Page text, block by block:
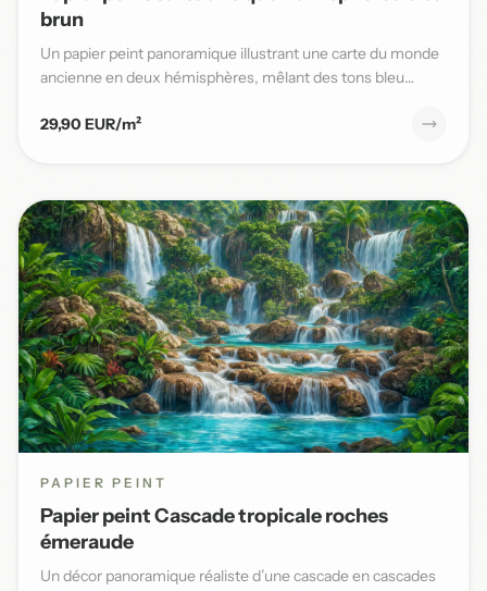
brun
Un papier peint panoramique illustrant une carte du monde
ancienne en deux hémisphères, mêlant des tons bleu
29,90 EUR/m²
PAPIER PEINT
Papier peint Cascade tropicale roches
émeraude
Un décor panoramique réaliste d’une cascade en cascades